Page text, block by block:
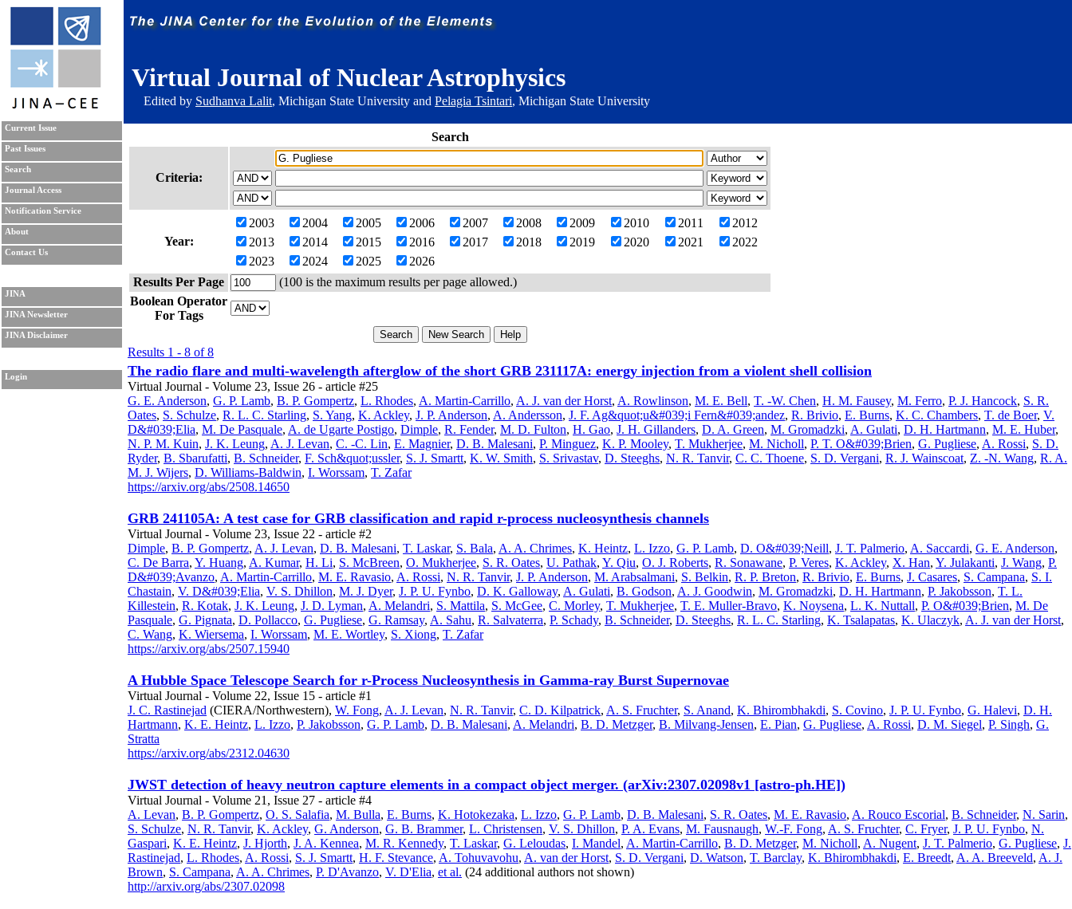
Virtual Journal of Nuclear Astrophysics
Edited by Sudhanva Lalit, Michigan State University and Pelagia Tsintari, Michigan State University
Current Issue
Past Issues
Search
Journal Access
Notification Service
About
Contact Us
JINA
JINA Newsletter
JINA Disclaimer
Login
Search
Criteria:
Year:
2003 2004 2005 2006 2007 2008 2009 2010 2011
2012
2013
2014 2015 2016 2017 2018 2019 2020 2021
2022
2023
2024 2025
2026
Results Per Page
(100 is the maximum results per page allowed.)
Boolean Operator
For Tags
Results 1 - 8 of 8
The radio flare and multi-wavelength afterglow of the short GRB 231117A: energy injection from a violent shell collision
Virtual Journal - Volume 23, Issue 26 - article #25
G. E. Anderson, G. P. Lamb, B. P. Gompertz, L. Rhodes, A. Martin-Carrillo, A. J. van der Horst, A. Rowlinson, M. E. Bell, T. -W. Chen, H. M. Fausey, M. Ferro, P. J. Hancock, S. R.
Oates, S. Schulze, R. L. C. Starling, S. Yang, K. Ackley, J. P. Anderson, A. Andersson, J. F. Ag&quot;u&#039;i Fern&#039;andez, R. Brivio, E. Burns, K. C. Chambers, T. de Boer, V.
D&#039;Elia, M. De Pasquale, A. de Ugarte Postigo, Dimple, R. Fender, M. D. Fulton, H. Gao, J. H. Gillanders, D. A. Green, M. Gromadzki, A. Gulati, D. H. Hartmann, M. E. Huber,
N. P. M. Kuin, J. K. Leung, A. J. Levan, C. -C. Lin, E. Magnier, D. B. Malesani, P. Minguez, K. P. Mooley, T. Mukherjee, M. Nicholl, P. T. O&#039;Brien, G. Pugliese, A. Rossi, S. D.
Ryder, B. Sbarufatti, B. Schneider, F. Sch&quot;ussler, S. J. Smartt, K. W. Smith, S. Srivastav, D. Steeghs, N. R. Tanvir, C. C. Thoene, S. D. Vergani, R. J. Wainscoat, Z. -N. Wang, R. A.
M. J. Wijers, D. Williams-Baldwin, I. Worssam, T. Zafar
https://arxiv.org/abs/2508.14650
GRB 241105A: A test case for GRB classification and rapid r-process nucleosynthesis channels
Virtual Journal - Volume 23, Issue 22 - article #2
Dimple, B. P. Gompertz, A. J. Levan, D. B. Malesani, T. Laskar, S. Bala, A. A. Chrimes, K. Heintz, L. Izzo, G. P. Lamb, D. O&#039;Neill, J. T. Palmerio, A. Saccardi, G. E. Anderson,
C. De Barra, Y. Huang, A. Kumar, H. Li, S. McBreen, O. Mukherjee, S. R. Oates, U. Pathak, Y. Qiu, O. J. Roberts, R. Sonawane, P. Veres, K. Ackley, X. Han, Y. Julakanti, J. Wang, P.
D&#039;Avanzo, A. Martin-Carrillo, M. E. Ravasio, A. Rossi, N. R. Tanvir, J. P. Anderson, M. Arabsalmani, S. Belkin, R. P. Breton, R. Brivio, E. Burns, J. Casares, S. Campana, S. I.
Chastain, V. D&#039;Elia, V. S. Dhillon, M. J. Dyer, J. P. U. Fynbo, D. K. Galloway, A. Gulati, B. Godson, A. J. Goodwin, M. Gromadzki, D. H. Hartmann, P. Jakobsson, T. L.
Killestein, R. Kotak, J. K. Leung, J. D. Lyman, A. Melandri, S. Mattila, S. McGee, C. Morley, T. Mukherjee, T. E. Muller-Bravo, K. Noysena, L. K. Nuttall, P. O&#039;Brien, M. De
Pasquale, G. Pignata, D. Pollacco, G. Pugliese, G. Ramsay, A. Sahu, R. Salvaterra, P. Schady, B. Schneider, D. Steeghs, R. L. C. Starling, K. Tsalapatas, K. Ulaczyk, A. J. van der Horst,
C. Wang, K. Wiersema, I. Worssam, M. E. Wortley, S. Xiong, T. Zafar
https://arxiv.org/abs/2507.15940
A Hubble Space Telescope Search for r-Process Nucleosynthesis in Gamma-ray Burst Supernovae
Virtual Journal - Volume 22, Issue 15 - article #1
J. C. Rastinejad (CIERA/Northwestern), W. Fong, A. J. Levan, N. R. Tanvir, C. D. Kilpatrick, A. S. Fruchter, S. Anand, K. Bhirombhakdi, S. Covino, J. P. U. Fynbo, G. Halevi, D. H.
Hartmann, K. E. Heintz, L. Izzo, P. Jakobsson, G. P. Lamb, D. B. Malesani, A. Melandri, B. D. Metzger, B. Milvang-Jensen, E. Pian, G. Pugliese, A. Rossi, D. M. Siegel, P. Singh, G.
Stratta
https://arxiv.org/abs/2312.04630
JWST detection of heavy neutron capture elements in a compact object merger. (arXiv:2307.02098v1 [astro-ph.HE])
Virtual Journal - Volume 21, Issue 27 - article #4
A. Levan, B. P. Gompertz, O. S. Salafia, M. Bulla, E. Burns, K. Hotokezaka, L. Izzo, G. P. Lamb, D. B. Malesani, S. R. Oates, M. E. Ravasio, A. Rouco Escorial, B. Schneider, N. Sarin,
S. Schulze, N. R. Tanvir, K. Ackley, G. Anderson, G. B. Brammer, L. Christensen, V. S. Dhillon, P. A. Evans, M. Fausnaugh, W.-F. Fong, A. S. Fruchter, C. Fryer, J. P. U. Fynbo, N.
Gaspari, K. E. Heintz, J. Hjorth, J. A. Kennea, M. R. Kennedy, T. Laskar, G. Leloudas, I. Mandel, A. Martin-Carrillo, B. D. Metzger, M. Nicholl, A. Nugent, J. T. Palmerio, G. Pugliese, J.
Rastinejad, L. Rhodes, A. Rossi, S. J. Smartt, H. F. Stevance, A. Tohuvavohu, A. van der Horst, S. D. Vergani, D. Watson, T. Barclay, K. Bhirombhakdi, E. Breedt, A. A. Breeveld, A. J.
Brown, S. Campana, A. A. Chrimes, P. D'Avanzo, V. D'Elia, et al. (24 additional authors not shown)
http://arxiv.org/abs/2307.02098